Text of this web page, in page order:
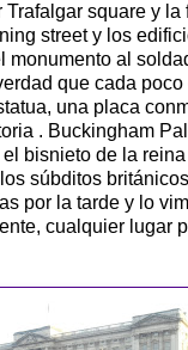
square y la
street y los
monumento al
que cada
una placa
. Buckingham
bisnieto de la
súbditos
por la tarde y lo
cualquier lugar